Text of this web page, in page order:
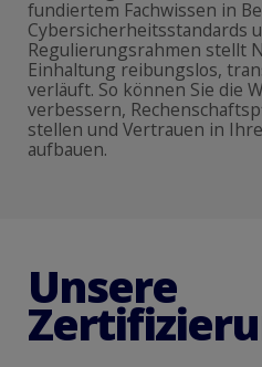
fundiertem Fachwissen in
Cybersicherheitsstandards
Regulierungsrahmen stellt
Einhaltung reibungslos,
verläuft. So können Sie die
verbessern,
stellen und Vertrauen in
aufbauen.
Unsere
Zertifizieru